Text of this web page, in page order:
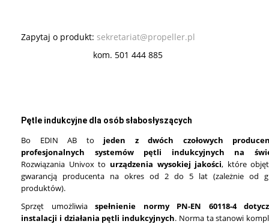
Zapytaj o produkt: sekretariat@propeller.pl
kom. 501 444 885
Pętle indukcyjne dla osób słabosłyszących
Bo EDIN AB to jeden z dwóch czołowych
profesjonalnych systemów pętli indukcyjnych na
Rozwiązania Univox to urządzenia wysokiej jakości, które
gwarancją producenta na okres od 2 do 5 lat (zależnie od
produktów).
Sprzęt umożliwia spełnienie normy PN-EN 60118-4
instalacji i działania pętli indukcyjnych. Norma ta stanowi